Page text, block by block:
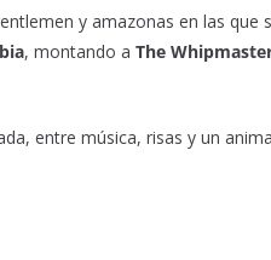
y amazonas en las que
, montando a The
entre música, risas y un